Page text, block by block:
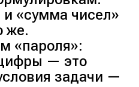
«сумма чисел»
же.
«пароля»:
— это
задачи —